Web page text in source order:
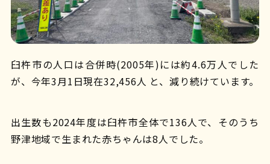
臼杵市の人口は合併時(2005年)には約4.6万人でした
が、今年3月1日現在32,456人 と、減り続けています。
出生数も2024年度は臼杵市全体で136人で、そのうち
野津地域で生まれた赤ちゃんは8人でした。